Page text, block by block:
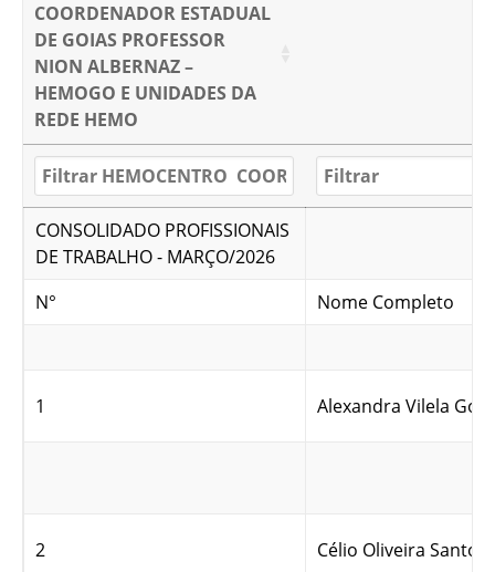
COORDENADOR ESTADUAL
DE GOIAS PROFESSOR
NION ALBERNAZ –
HEMOGO E UNIDADES DA
REDE HEMO
CONSOLIDADO PROFISSIONAIS
DE TRABALHO - MARÇO/2026
N°
Nome Completo
1 Alexandra Vilela
2 Célio Oliveira Santos